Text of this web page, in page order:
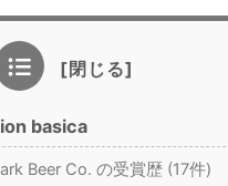
basica
Beer Co. の受賞歴 (17件)